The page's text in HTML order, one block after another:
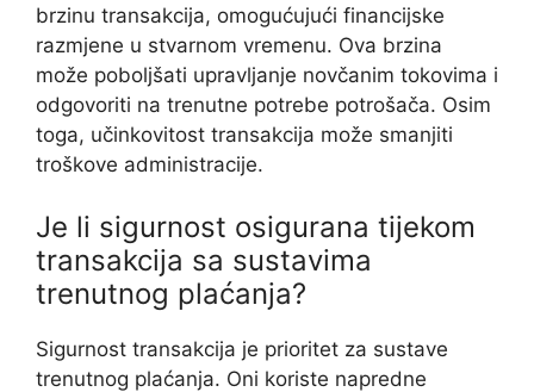
brzinu transakcija, omogućujući financijske
razmjene u stvarnom vremenu. Ova brzina
može poboljšati upravljanje novčanim tokovima i
odgovoriti na trenutne potrebe potrošača. Osim
toga, učinkovitost transakcija može smanjiti
troškove administracije.
Je li sigurnost osigurana tijekom
transakcija sa sustavima
trenutnog plaćanja?
Sigurnost transakcija je prioritet za sustave
trenutnog plaćanja. Oni koriste napredne